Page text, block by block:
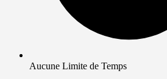
Aucune Limite de Temps